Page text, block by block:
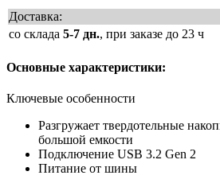
Доставка:
со склада 5-7 дн., при заказе до 23 ч
Основные характеристики:
Ключевые особенности
Разгружает твердотельные
большой емкости
Подключение USB 3.2 Gen 2
Питание от шины